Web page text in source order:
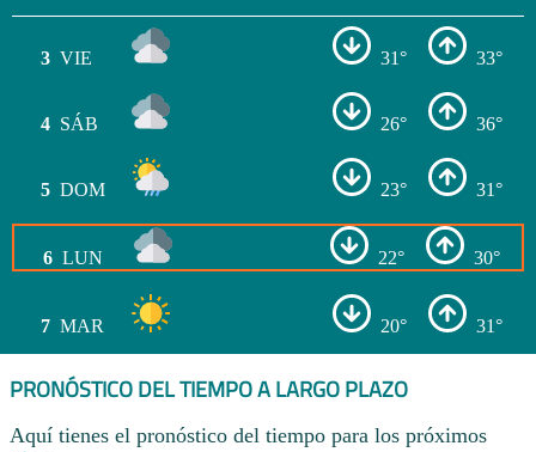
3 VIE 31° 33°
4 SÁB 26° 36°
5 DOM 23° 31°
6 LUN 22° 30°
7 MAR 20° 31°
PRONÓSTICO DEL TIEMPO A LARGO PLAZO
Aquí tienes el pronóstico del tiempo para los próximos